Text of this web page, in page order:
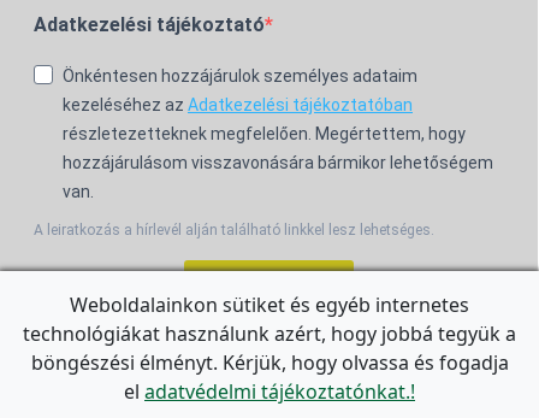
Adatkezelési tájékoztató
Önkéntesen hozzájárulok személyes adataim
kezeléséhez az Adatkezelési tájékoztatóban
részletezetteknek megfelelően. Megértettem, hogy
hozzájárulásom visszavonására bármikor lehetőségem
van.
A leiratkozás a hírlevél alján található linkkel lesz lehetséges.
For the English Newsletter, clickHERE.
Weboldalainkon sütiket és egyéb internetes
technológiákat használunk azért, hogy jobbá tegyük a
böngészési élményt. Kérjük, hogy olvassa és fogadja
el adatvédelmi tájékoztatónkat.!